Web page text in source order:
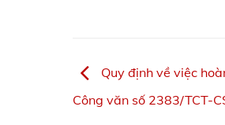
Quy định về việc
Công văn số 2383/TCT-